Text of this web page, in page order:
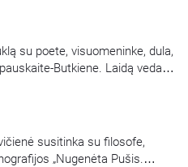
su poete, visuomeninke, dula,
Butkiene. Laidą veda
susitinka su filosofe,
„Nugenėta Pušis.